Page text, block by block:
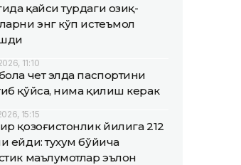
қайси турдаги озиқ-
энг кўп истеъмол
11:10
чет элда паспортини
қўйса, нима қилиш керак
15:15
қозоғистонлик йилига 212
ейди: тухум бўйича
маълумотлар эълон